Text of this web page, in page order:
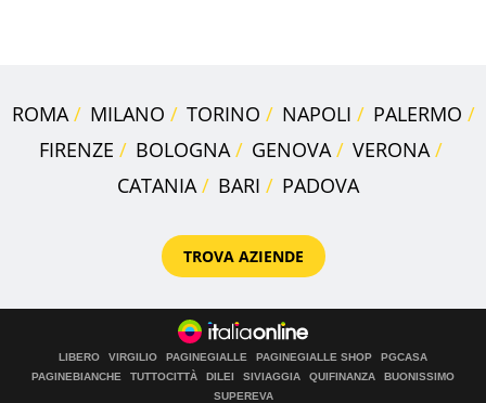
ROMA MILANO TORINO NAPOLI
PALERMO
FIRENZE
BOLOGNA GENOVA
VERONA
CATANIA
BARI PADOVA
TROVA AZIENDE
LIBERO VIRGILIO PAGINEGIALLE PAGINEGIALLE SHOP
PGCASA
PAGINEBIANCHE
TUTTOCITTÀ DILEI SIVIAGGIA QUIFINANZA
BUONISSIMO
SUPEREVA